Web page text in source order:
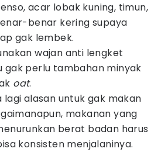
acar lobak kuning, timun,
benar kering supaya
gak lembek.
wajan anti lengket
gak perlu tambahan minyak
oat.
lagi alasan untuk gak makan
makanan yang
berat badan harus
konsisten menjalaninya.